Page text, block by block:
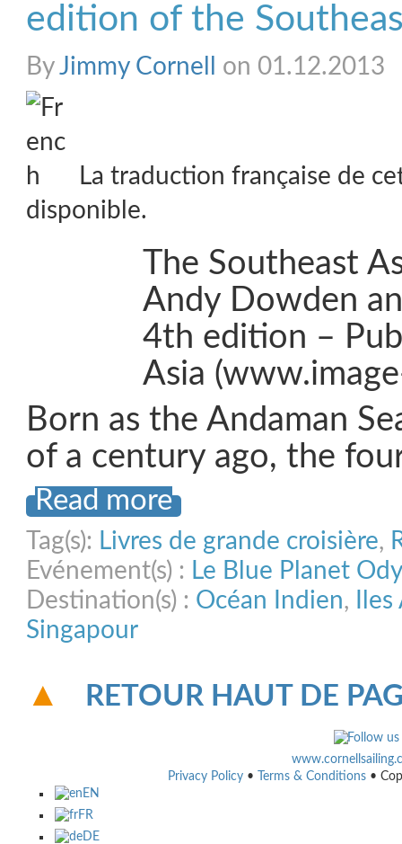
edition of the
ByJimmy Cornell on 01.12.2013
La traduction française de
disponible.
The Southeast
Andy Dowden
4th edition –
Asia
Born as the Andaman
of a century ago, the
Read more
Tag(s): Livres de grande croisière,
Evénement(s) : Le Blue Planet
Destination(s) : Océan Indien,
Singapour
RETOUR HAUT DE
Privacy Policy • Terms & Conditions •
EN
FR
DE